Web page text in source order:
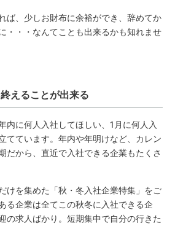
ば、少しお財布に余裕ができ、辞めてか
・・・なんてことも出来るかも知れませ
えることが出来る
内に何人入社してほしい、1月に何人入
てています。年内や年明けなど、カレン
だから、直近で入社できる企業もたくさ
けを集めた「秋・冬入社企業特集」をご
る企業は全てこの秋冬に入社できる企
の求人ばかり。短期集中で自分の行きた